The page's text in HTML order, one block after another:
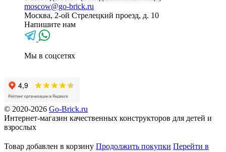
moscow@go-brick.ru
Москва, 2-ой Стрелецкий проезд, д. 10
Напишите нам
Мы в соцсетях
© 2020-2026 Go-Brick.ru
Интернет-магазин качественных конструкторов для детей и
взрослых
Товар добавлен в корзину Продолжить покупки Перейти в